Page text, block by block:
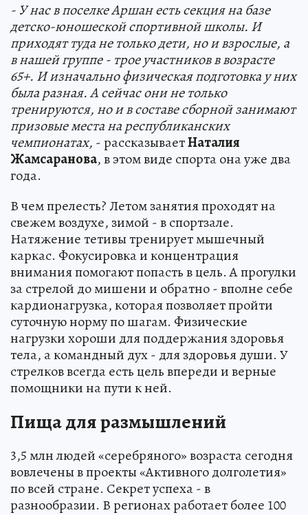
- У нас в поселке Аршан есть секция на базе
детско-юношеской спортивной школы. И
приходят туда не только дети, но и взрослые, а
в нашей группе - трое участников в возрасте
65+. И изначально физическая подготовка у них
была разная. А сейчас они не только
тренируются, но и в составе сборной занимают
призовые места на республиканских
чемпионатах, - рассказываетНаталия
Жамсаранова, в этом виде спорта она уже два
года.
В чем прелесть? Летом занятия проходят на
свежем воздухе, зимой - в спортзале.
Натяжение тетивы тренирует мышечный
каркас. Фокусировка и концентрация
внимания помогают попасть в цель. А прогулки
за стрелой до мишени и обратно - вполне себе
кардионагрузка, которая позволяет пройти
суточную норму по шагам. Физические
нагрузки хороши для поддержания здоровья
тела, а командный дух - для здоровья души. У
стрелков всегда есть цель впереди и верные
помощники на пути к ней.
Пища для размышлений
3,5 млн людей «серебряного» возраста сегодня
вовлечены в проекты «Активного долголетия»
по всей стране. Секрет успеха - в
разнообразии. В регионах работает более 100